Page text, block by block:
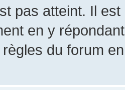
pas atteint. Il
en y
du forum